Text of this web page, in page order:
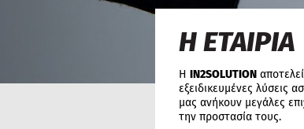
Η ΕΤΑΙΡΙΑ
Η IN2SOLUTION
εξειδικευμένες λύσεις
μας ανήκουν μεγάλες
την προστασία τους.